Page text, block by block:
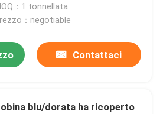
H22, lo spessore
del condizionatore d'aria
：1 tonnellata
：negotiable
Contattaci
blu/dorata ha ricoperto